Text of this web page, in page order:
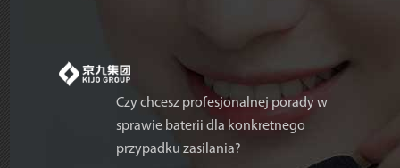
Czy chcesz profesjonalnej porady w
sprawie baterii dla konkretnego
przypadku zasilania?